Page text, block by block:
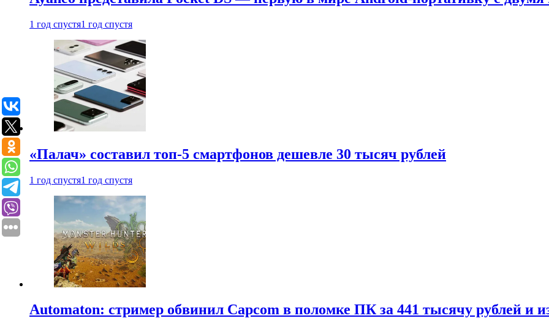
1 год спустя1 год спустя
«Палач» составил топ-5 смартфонов дешевле 30 тысяч рублей
1 год спустя1 год спустя
Automaton: стример обвинил Capcom в поломке ПК за 441 тысячу рублей и